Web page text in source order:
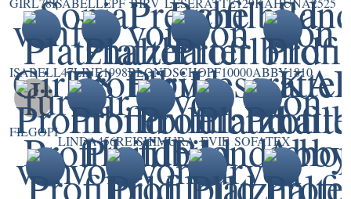
ISABELL47LINE1998BLONDSCHOPF10000ABBY1810
FILGOPI
LINDA456REISHIMURA EVIE SOFATEX